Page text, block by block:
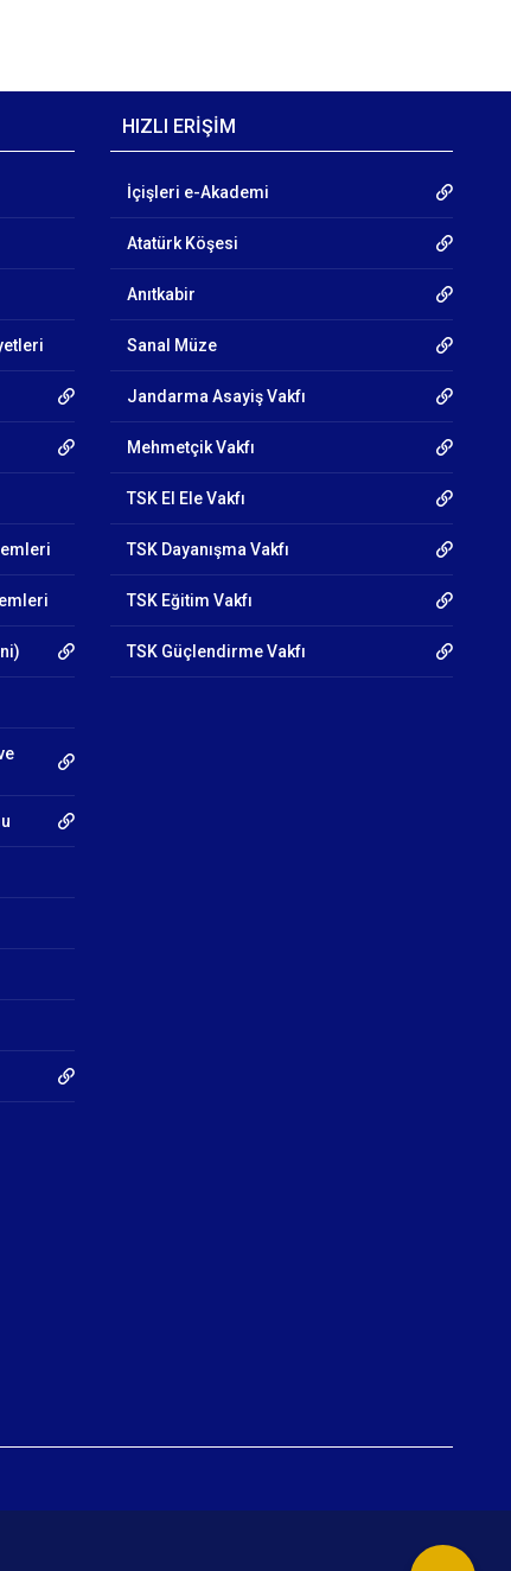
HIZLI ERİŞİM
İçişleri e-Akademi
Atatürk Köşesi
Anıtkabir
Sanal Müze
Jandarma Asayiş Vakfı
Mehmetçik Vakfı
TSK El Ele Vakfı
TSK Dayanışma Vakfı
TSK Eğitim Vakfı
TSK Güçlendirme Vakfı